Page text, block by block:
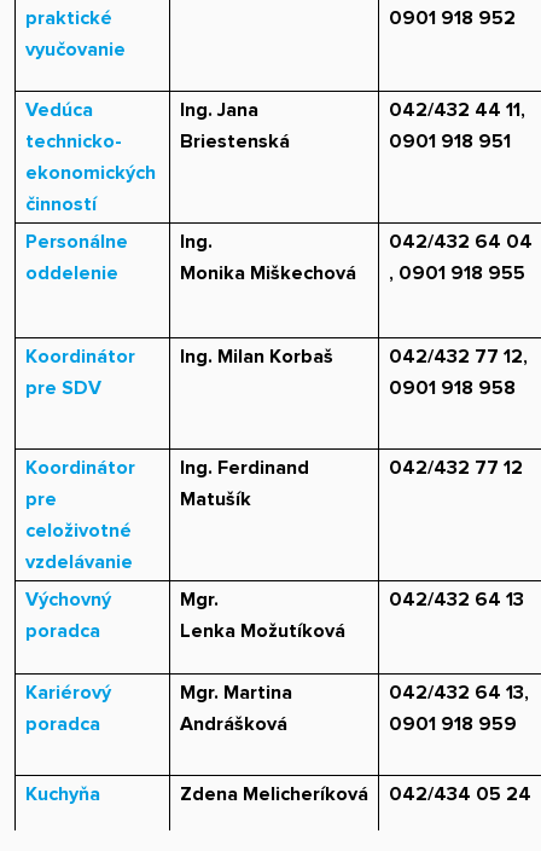
praktické
vyučovanie
0901 918 952
Vedúca
technicko-
ekonomických
činností
Ing. Jana
Briestenská
042/432 44 11,
0901 918 951
Personálne
oddelenie
Ing.
Monika Miškechová
042/432 64 04
, 0901 918 955
Koordinátor
pre SDV
Ing. Milan Korbaš
042/432 77 12,
0901 918 958
Koordinátor
pre
celoživotné
vzdelávanie
Ing. Ferdinand
Matušík
042/432 77 12
Výchovný
poradca
Mgr.
Lenka Možutíková
042/432 64 13
Kariérový
poradca
Mgr. Martina
Andrášková
042/432 64 13,
0901 918 959
Kuchyňa Zdena Melicheríková 042/434 05 24